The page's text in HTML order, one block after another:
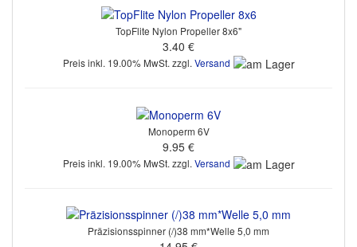
TopFlite Nylon Propeller 8x6"
3.40 €
Preis inkl. 19.00% MwSt. zzgl. Versand
Monoperm 6V
9.95 €
Preis inkl. 19.00% MwSt. zzgl. Versand
Präzisionsspinner (/)38 mm*Welle 5,0 mm